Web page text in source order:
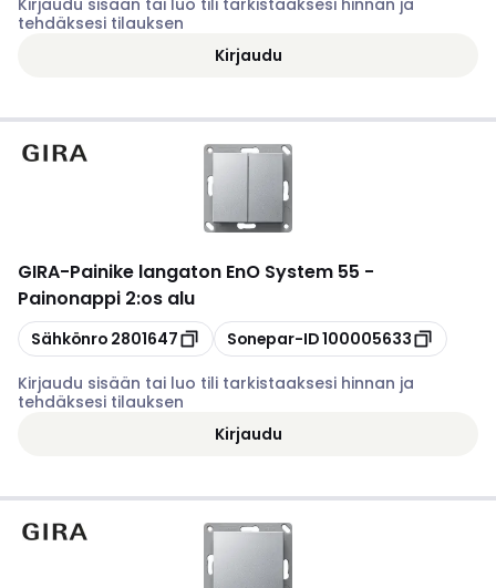
Kirjaudu sisään tai luo tili tarkistaaksesi hinnan ja
tehdäksesi tilauksen
Kirjaudu
GIRA-Painike langaton EnO System 55 -
Painonappi 2:os alu
Kopioi
Sähkönro 2801647 Kopioi
Sonepar-ID100005633
Kirjaudu sisään tai luo tili tarkistaaksesi hinnan ja
tehdäksesi tilauksen
Kirjaudu